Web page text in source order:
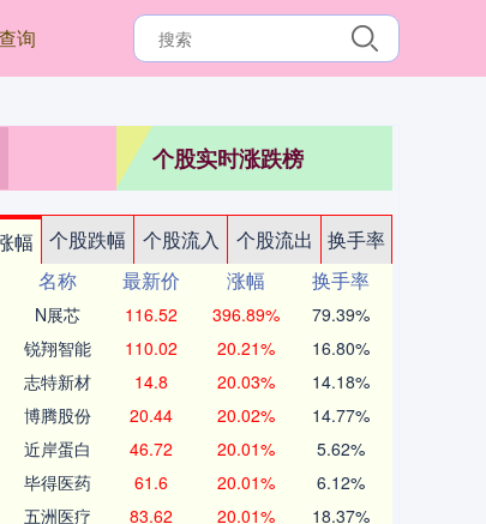
询
个股实时涨跌榜
幅 个股跌幅 个股流入 个股流出
换手率
名称 最新价 涨幅
换手率
N展芯 116.52 396.89% 79.39%
锐翔智能 110.02 20.21% 16.80%
志特新材 14.8 20.03% 14.18%
博腾股份 20.44 20.02% 14.77%
近岸蛋白 46.72 20.01% 5.62%
毕得医药 61.6 20.01% 6.12%
五洲医疗 83.62 20.01% 18.37%